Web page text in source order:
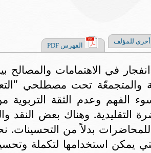
للمؤلف
الفهرس PDF
في الاهتمامات والمصالح
والمتجمعّة تحت مصطلحي
الفهم وعدم الثقة التربوية
وهناك بعض النقد
للمحاضرات بدلاً من
يمكن استخدامها لتكملة